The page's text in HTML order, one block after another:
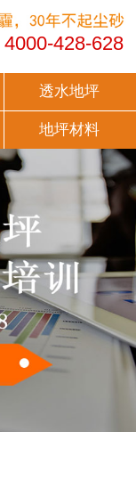
4000-428-628
透水地坪
地坪材料